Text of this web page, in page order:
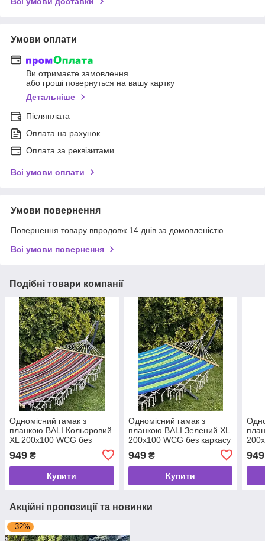
Умови оплати
Ви отримаєте замовлення
або гроші повернуться на вашу картку
Детальніше
Післяплата
Оплата на рахунок
Оплата за реквізитами
Всі умови оплати
Умови повернення
Повернення товару впродовж 14 днів за домовленістю
Всі умови повернення
Подібні товари компанії
Одномісний гамак з
планкою BALI Кольоровий
XL 200х100 WCG без
949 ₴
Купити
Одномісний гамак з
планкою BALI Зелений XL
200х100 WCG без каркасу
949₴
Купити
949
Акційні пропозиції та новинки
–32%